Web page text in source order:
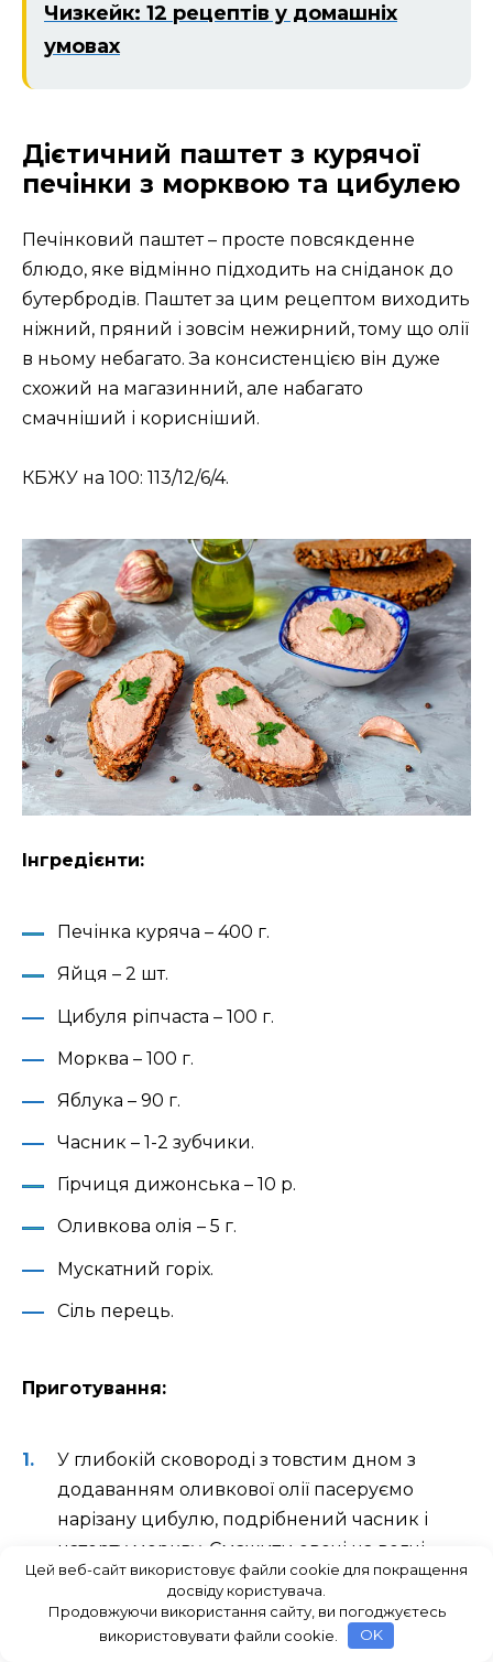
Чизкейк: 12 рецептів у домашніх
умовах
Дієтичний паштет з курячої
печінки з морквою та цибулею
Печінковий паштет – просте повсякденне
блюдо, яке відмінно підходить на сніданок до
бутербродів. Паштет за цим рецептом виходить
ніжний, пряний і зовсім нежирний, тому що олії
в ньому небагато. За консистенцією він дуже
схожий на магазинний, але набагато
смачніший і корисніший.
КБЖУ на 100: 113/12/6/4.
Інгредієнти:
Печінка куряча – 400 г.
Яйця – 2 шт.
Цибуля ріпчаста – 100 г.
Морква – 100 г.
Яблука – 90 г.
Часник – 1-2 зубчики.
Гірчиця дижонська – 10 р.
Оливкова олія – 5 г.
Мускатний горіх.
Сіль перець.
Приготування:
У глибокій сковороді з товстим дном з
додаванням оливкової олії пасеруємо
нарізану цибулю, подрібнений часник і
натерту моркву. Смажити овочі на вогні
нижче середнього до м’якості, приблизно
2-3 хвилини.
Потім у сковороду викладаємо курячу
Цей веб-сайт використовує файли cookie для покращення
досвіду користувача.
Продовжуючи використання сайту, ви погоджуєтесь
використовувати файли cookie.
OK